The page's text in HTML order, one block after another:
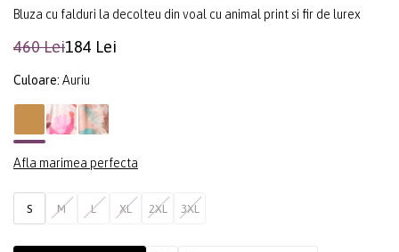
Bluza cu falduri la decolteu din voal cu animal print si fir de lurex
460 Lei184 Lei
Culoare: Auriu
Afla marimea perfecta
S M L XL 2XL 3XL